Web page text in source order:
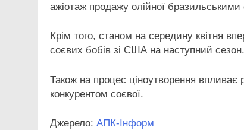
ажіотаж продажу олійної
Крім того, станом на середину квітня
соєвих бобів зі США на наступний сезон.
Також на процес ціноутворення впливає
конкурентом соєвої.
Джерело: АПК-Інформ